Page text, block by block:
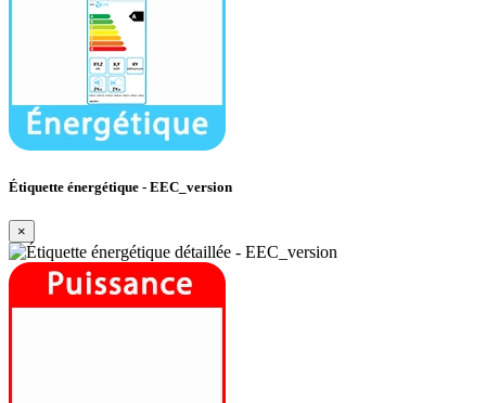
Étiquette énergétique - EEC_version
×